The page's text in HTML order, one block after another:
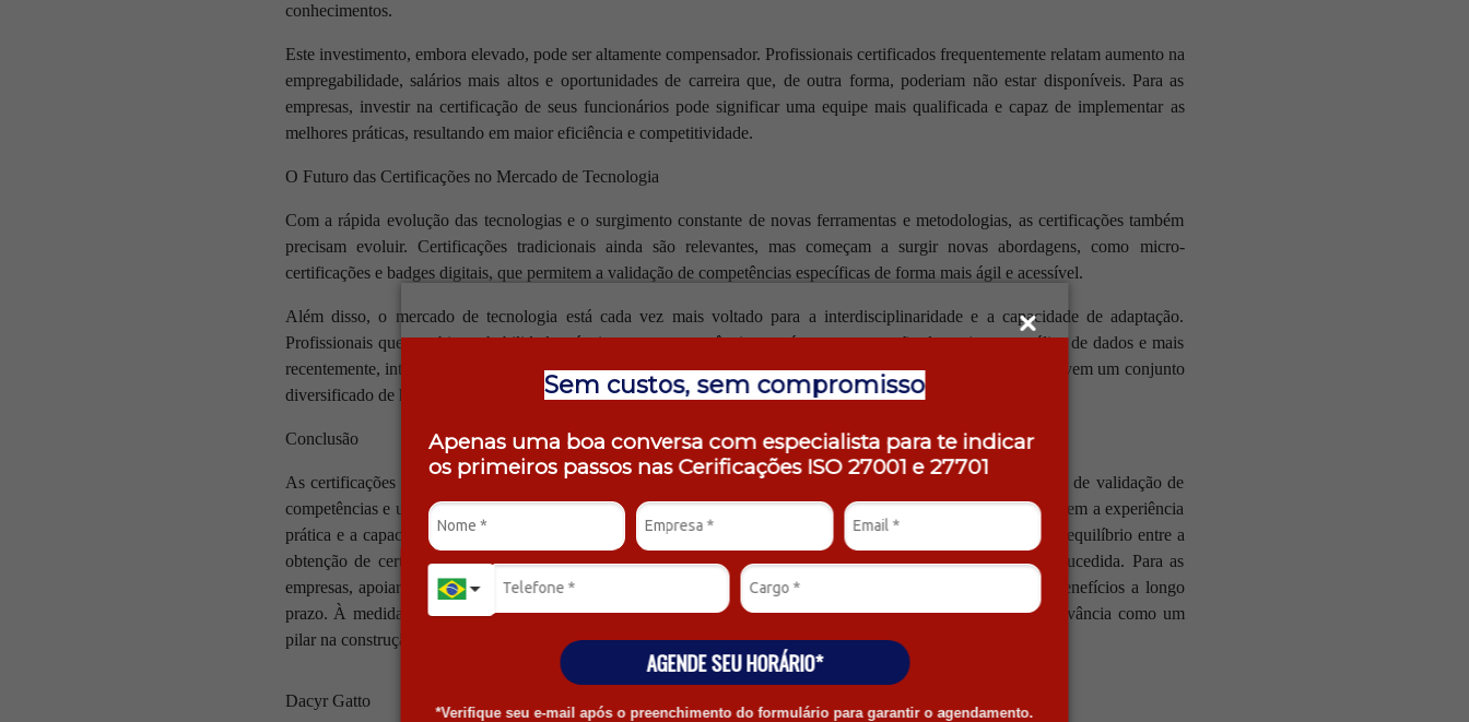
Sem custos, sem compromisso
Apenas uma boa conversa com especialista para te indicar
os primeiros passos nas Cerificações ISO 27001 e27701
AGENDE SEU HORÁRIO*
*Verifique seu e-mail após o preenchimento do formulário para garantir o agendamento.
conhecimentos.
Este investimento, embora elevado, pode ser altamente compensador. Profissionais certificados frequentemente relatam aumento na
empregabilidade, salários mais altos e oportunidades de carreira que, de outra forma, poderiam não estar disponíveis. Para as
empresas, investir na certificação de seus funcionários pode significar uma equipe mais qualificada e capaz de implementar as
melhores práticas, resultando em maior eficiência e competitividade.
O Futuro das Certificações no Mercado de Tecnologia
Com a rápida evolução das tecnologias e o surgimento constante de novas ferramentas e metodologias, as certificações também
precisam evoluir. Certificações tradicionais ainda são relevantes, mas começam a surgir novas abordagens, como micro-
certificações e badges digitais, que permitem a validação de competências específicas de forma mais ágil e acessível.
Além disso, o mercado de tecnologia está cada vez mais voltado para a interdisciplinaridade e a capacidade de adaptação.
Profissionais que combinam habilidades técnicas com competências em áreas como gestão de projetos e análise de dados e mais
recentemente, inteligência artificial estão em alta demanda. Isso sugere que, no futuro, as certificações que promovem um conjunto
diversificado de habilidades podem se tornar mais valorizadas.
Conclusão
As certificações profissionais têm um papel significativo no mercado de tecnologia, servindo como uma forma de validação de
competências e um meio de diferenciação em um ambiente altamente competitivo. No entanto, elas não substituem a experiência
prática e a capacidade de adaptação a novas situações. Para os profissionais de tecnologia, o ideal é buscar um equilíbrio entre a
obtenção de certificações e o acúmulo de experiências reais, a fim de construir uma carreira sólida e bem-sucedida. Para as
empresas, apoiar a certificação contínua de seus funcionários é um investimento estratégico que pode trazer benefícios a longo
prazo. À medida que o mercado evolui, o valor das certificações será constantemente reavaliado, mas sua relevância como um
pilar na construção de carreiras de sucesso permanecerá.
Dacyr Gatto